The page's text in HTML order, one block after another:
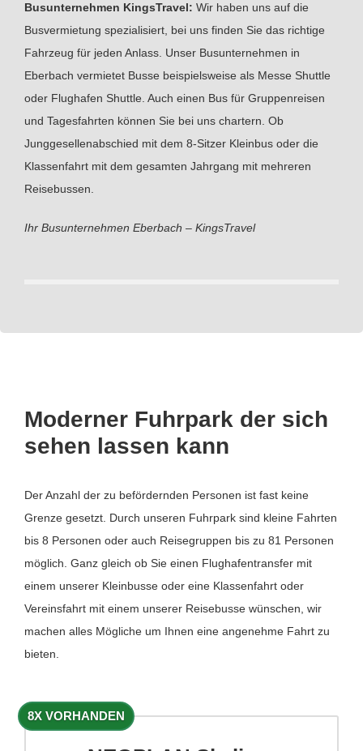
Busunternehmen KingsTravel: Wir haben uns auf die
Busvermietung spezialisiert, bei uns finden Sie das richtige
Fahrzeug für jeden Anlass. Unser Busunternehmen in
Eberbach vermietet Busse beispielsweise als Messe Shuttle
oder Flughafen Shuttle. Auch einen Bus für Gruppenreisen
und Tagesfahrten können Sie bei uns chartern. Ob
Junggesellenabschied mit dem 8-Sitzer Kleinbus oder die
Klassenfahrt mit dem gesamten Jahrgang mit mehreren
Reisebussen.
Ihr Busunternehmen Eberbach – KingsTravel
Moderner Fuhrpark der sich
sehen lassen kann
Der Anzahl der zu befördernden Personen ist fast keine
Grenze gesetzt. Durch unseren Fuhrpark sind kleine Fahrten
bis 8 Personen oder auch Reisegruppen bis zu 81 Personen
möglich. Ganz gleich ob Sie einen Flughafentransfer mit
einem unserer Kleinbusse oder eine Klassenfahrt oder
Vereinsfahrt mit einem unserer Reisebusse wünschen, wir
machen alles Mögliche um Ihnen eine angenehme Fahrt zu
bieten.
8X VORHANDEN